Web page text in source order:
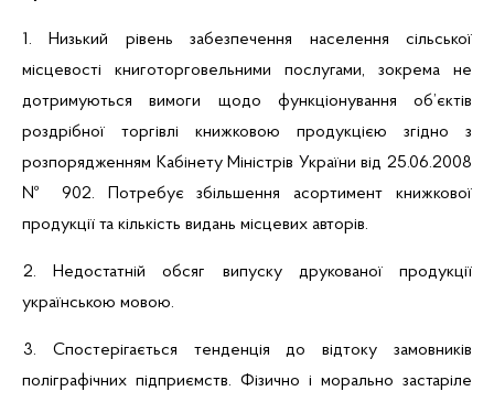
1. Низький рівень забезпечення населення сільської
місцевості книготорговельними послугами, зокрема не
дотримуються вимоги щодо функціонування об’єктів
роздрібної торгівлі книжковою продукцією згідно з
розпорядженням Кабінету Міністрів України від 25.06.2008
№ 902. Потребує збільшення асортимент книжкової
продукції та кількість видань місцевих авторів.
2. Недостатній обсяг випуску друкованої продукції
українською мовою.
3. Спостерігається тенденція до відтоку замовників
поліграфічних підприємств. Фізично і морально застаріле